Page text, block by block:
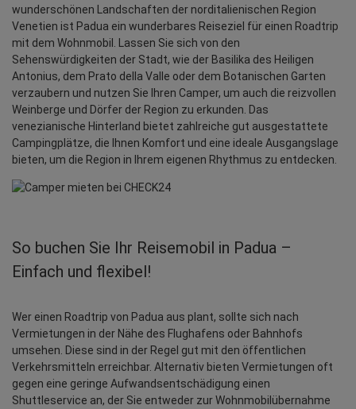
wunderschönen Landschaften der norditalienischen Region
Venetien ist Padua ein wunderbares Reiseziel für einen Roadtrip
mit dem Wohnmobil. Lassen Sie sich von den
Sehenswürdigkeiten der Stadt, wie der Basilika des Heiligen
Antonius, dem Prato della Valle oder dem Botanischen Garten
verzaubern und nutzen Sie Ihren Camper, um auch die reizvollen
Weinberge und Dörfer der Region zu erkunden. Das
venezianische Hinterland bietet zahlreiche gut ausgestattete
Campingplätze, die Ihnen Komfort und eine ideale Ausgangslage
bieten, um die Region in Ihrem eigenen Rhythmus zu entdecken.
So buchen Sie Ihr Reisemobil in Padua –
Einfach und flexibel!
Wer einen Roadtrip von Padua aus plant, sollte sich nach
Vermietungen in der Nähe des Flughafens oder Bahnhofs
umsehen. Diese sind in der Regel gut mit den öffentlichen
Verkehrsmitteln erreichbar. Alternativ bieten Vermietungen oft
gegen eine geringe Aufwandsentschädigung einen
Shuttleservice an, der Sie entweder zur Wohnmobilübernahme